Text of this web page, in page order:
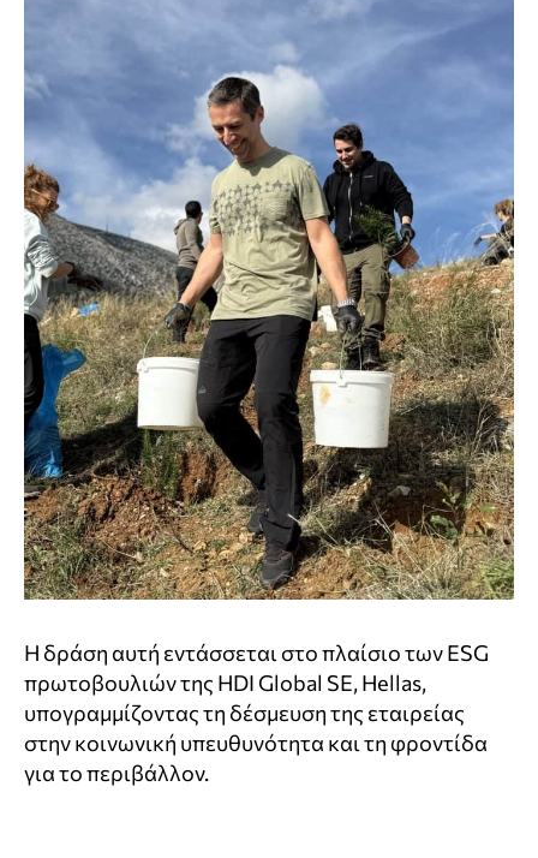
Η δράση αυτή εντάσσεται στο πλαίσιο των ESG
πρωτοβουλιών της HDI Global SE, Hellas,
υπογραμμίζοντας τη δέσμευση της εταιρείας
στην κοινωνική υπευθυνότητα και τη φροντίδα
για το περιβάλλον.